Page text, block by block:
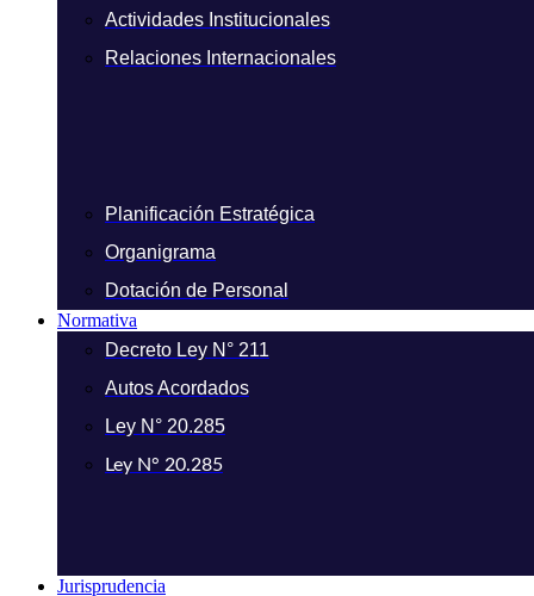
Actividades Institucionales
Relaciones Internacionales
Planificación Estratégica
Organigrama
Dotación de Personal
Normativa
Decreto Ley N° 211
Autos Acordados
Ley N° 20.285
Ley N° 20.285
Jurisprudencia